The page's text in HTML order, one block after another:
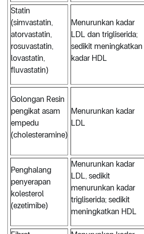
Statin
(simvastatin,
atorvastatin,
rosuvastatin,
lovastatin,
fluvastatin)
Menurunkan kadar
LDL dan trigliserida;
sedikit meningkatkan
kadar HDL
Golongan Resin
pengikat asam
empedu
(cholesteramine)
Menurunkan kadar
LDL
Penghalang
penyerapan
kolesterol
(ezetimibe)
Menurunkan kadar
LDL, sedikit
menurunkan kadar
trigliserida; sedikit
meningkatkan HDL